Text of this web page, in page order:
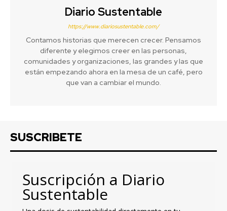
Diario Sustentable
https://www.diariosustentable.com/
Contamos historias que merecen crecer. Pensamos
diferente y elegimos creer en las personas,
comunidades y organizaciones, las grandes y las que
están empezando ahora en la mesa de un café, pero
que van a cambiar el mundo.
SUSCRIBETE
Suscripción a Diario
Sustentable